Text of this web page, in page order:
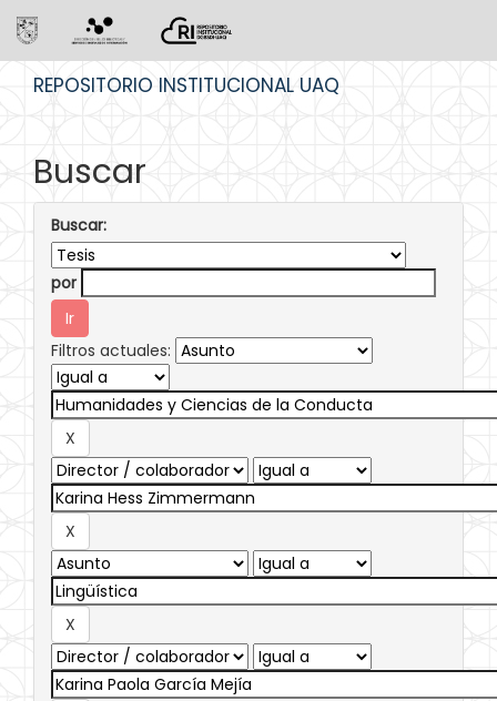
REPOSITORIO INSTITUCIONAL UAQ
Buscar
Buscar:
por
Filtros actuales: